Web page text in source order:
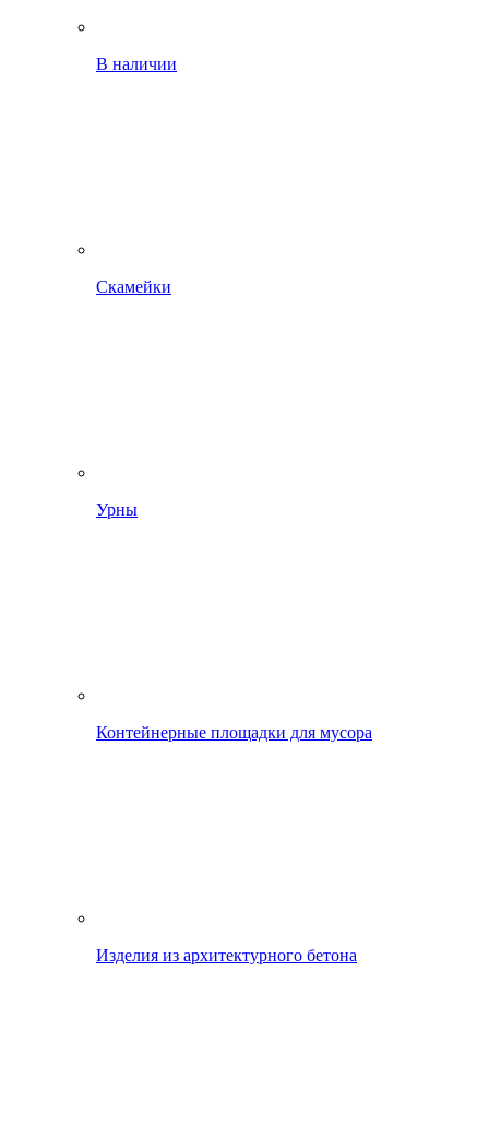
В наличии
Скамейки
Урны
Контейнерные площадки для мусора
Изделия из архитектурного бетона